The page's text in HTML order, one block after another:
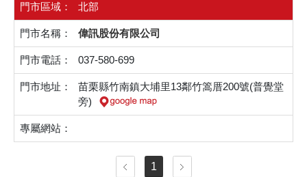
北部
偉訊股份有限公司
037-580-699
苗栗縣竹南鎮大埔里13鄰竹篙厝200號(普覺堂
旁)
1